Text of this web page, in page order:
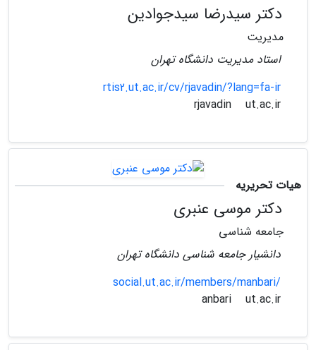
دکتر سیدرضا سیدجوادین
مدیریت
استاد مدیریت دانشگاه تهران
rtis2.ut.ac.ir/cv/rjavadin/?lang=fa-ir
ut.ac.ir
هیات تحریریه
دکتر موسی عنبری
جامعه شناسی
دانشیار جامعه شناسی دانشگاه تهران
social.ut.ac.ir/members/manbari/
ut.ac.ir